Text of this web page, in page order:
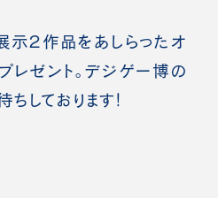
示２作品をあしらったオ
レゼント。デジゲー博の
しております！